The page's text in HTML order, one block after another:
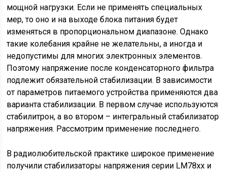
мощной нагрузки. Если не применять специальных
мер, то оно и на выходе блока питания будет
изменяться в пропорциональном диапазоне. Однако
такие колебания крайне не желательны, а иногда и
недопустимы для многих электронных элементов.
Поэтому напряжение после конденсаторного фильтра
подлежит обязательной стабилизации. В зависимости
от параметров питаемого устройства применяются два
варианта стабилизации. В первом случае используются
стабилитрон, а во втором – интегральный стабилизатор
напряжения. Рассмотрим применение последнего.
В радиолюбительской практике широкое применение
получили стабилизаторы напряжения серии LM78xx и